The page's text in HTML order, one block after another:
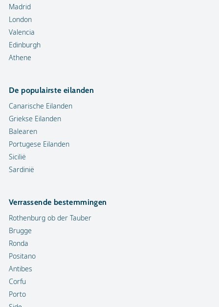
Madrid
London
Valencia
Edinburgh
Athene
De populairste eilanden
Canarische Eilanden
Griekse Eilanden
Balearen
Portugese Eilanden
Sicilië
Sardinië
Verrassende bestemmingen
Rothenburg ob der Tauber
Brugge
Ronda
Positano
Antibes
Corfu
Porto